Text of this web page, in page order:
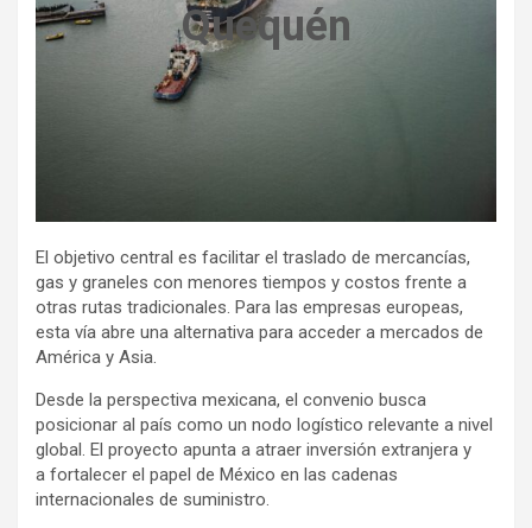
Quequén
El objetivo central es facilitar el traslado de mercancías,
gas y graneles con menores tiempos y costos frente a
otras rutas tradicionales. Para las empresas europeas,
esta vía abre una alternativa para acceder a mercados de
América y Asia.
Desde la perspectiva mexicana, el convenio busca
posicionar al país como un nodo logístico relevante a nivel
global. El proyecto apunta a atraer inversión extranjera y
a fortalecer el papel de México en las cadenas
internacionales de suministro.